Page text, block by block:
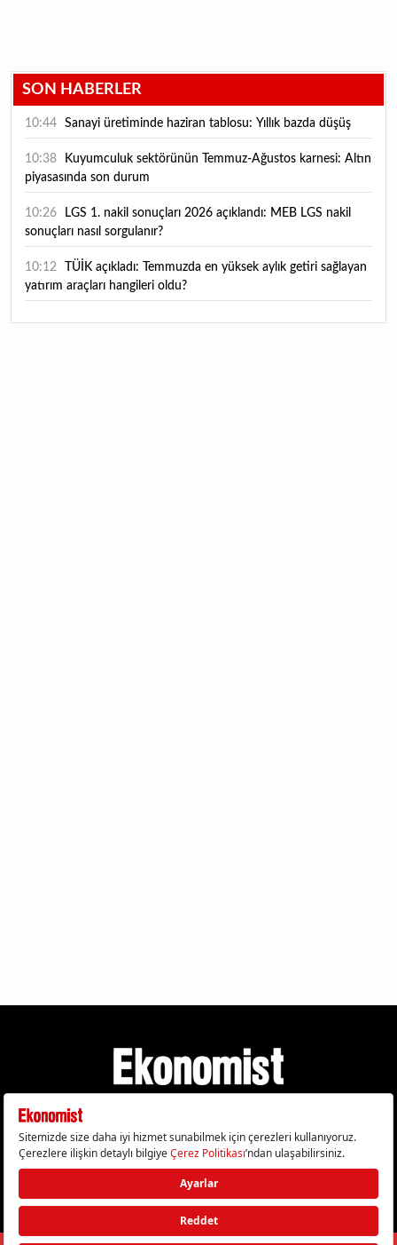
SON HABERLER
10:44 Sanayi üretiminde haziran tablosu: Yıllık bazda düşüş
10:38
piyasasında son durum
10:26
sonuçları nasıl sorgulanır?
10:12
yatırım araçları hangileri oldu?
10:04 Bugün temettü ödeyen 2 hissenin fiyatında düzeltme
Gizlilik Politikası Çerez Politikası Çerezleri Sıfırla
KVKK Metni Künye İletişim